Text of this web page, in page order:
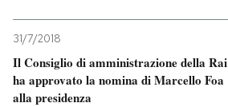
31/7/2018
Il Consiglio di amministrazione della Rai
ha approvato la nomina di Marcello Foa
alla presidenza